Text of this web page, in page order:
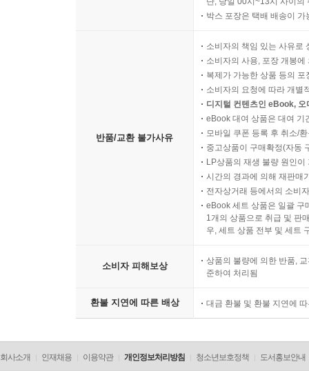
박스 포장은 택배 배송이
반품/교환 불가사유
소비자의 책임 있는 사유로
소비자의 사용, 포장 개봉
복제가 가능한 상품 등의
소비자의 요청에 따라 개별
디지털 컨텐츠인 eBook,
eBook 대여 상품은 대여 기
모바일 쿠폰 등록 후 취소/
중고상품이 구매확정(자동
LP상품의 재생 불량 원인
시간의 경과에 의해 재판매
전자상거래 등에서의 소비
eBook 세트 상품은 일괄 구
1개의 상품으로 취급 및 판
우, 세트 상품 전부 및 세트
소비자 피해보상
상품의 불량에 의한 반품,
준하여 처리됨
환불 지연에 따른 배상 대금 환불 및 환불 지연에
회사소개 인재채용 이용약관 개인정보처리방침 청소년보호정책 도서홍보안내